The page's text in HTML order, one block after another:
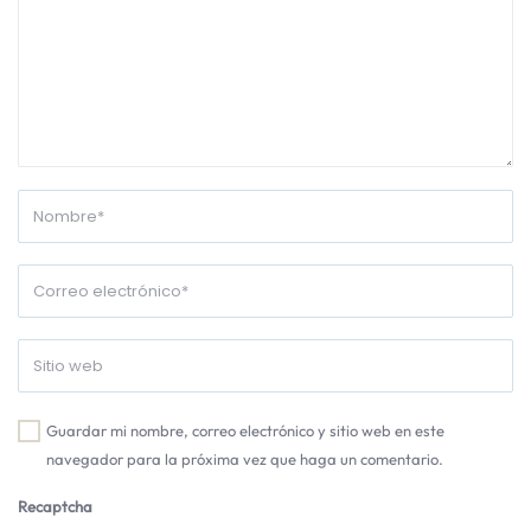
Guardar mi nombre, correo electrónico y sitio web en este
navegador para la próxima vez que haga un comentario.
Recaptcha